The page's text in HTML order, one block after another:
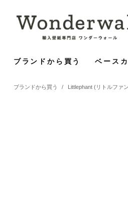
ブランドから買う ベース
ブランドから買う / Littlephant (リトルファ